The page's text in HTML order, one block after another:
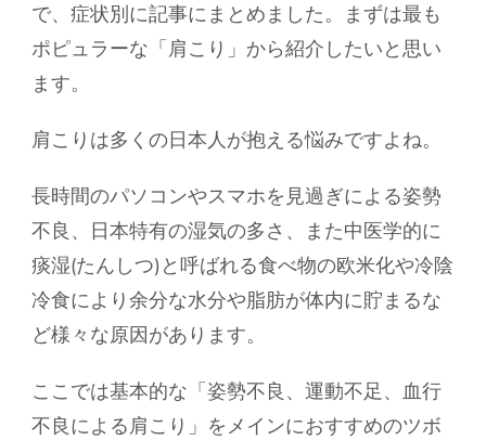
で、症状別に記事にまとめました。まずは最も
ポピュラーな「肩こり」から紹介したいと思い
ます。
肩こりは多くの日本人が抱える悩みですよね。
長時間のパソコンやスマホを見過ぎによる姿勢
不良、日本特有の湿気の多さ、また中医学的に
痰湿(たんしつ)と呼ばれる食べ物の欧米化や冷陰
冷食により余分な水分や脂肪が体内に貯まるな
ど様々な原因があります。
ここでは基本的な「姿勢不良、運動不足、血行
不良による肩こり」をメインにおすすめのツボ